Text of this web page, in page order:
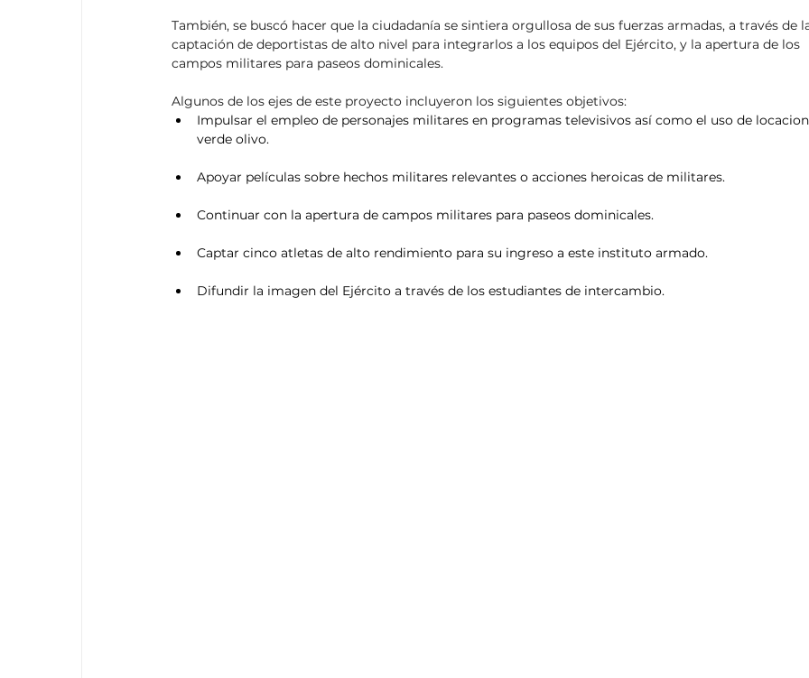
También, se buscó hacer que la ciudadanía se sintiera orgullosa de sus fuerzas armadas, a través de
captación de deportistas de alto nivel para integrarlos a los equipos del Ejército, y la apertura de los
campos militares para paseos dominicales.
Algunos de los ejes de este proyecto incluyeron los siguientes objetivos:
Impulsar el empleo de personajes militares en programas televisivos así como el uso de
verde olivo.
Apoyar películas sobre hechos militares relevantes o acciones heroicas de militares.
Continuar con la apertura de campos militares para paseos dominicales.
Captar cinco atletas de alto rendimiento para su ingreso a este instituto armado.
Difundir la imagen del Ejército a través de los estudiantes de intercambio.